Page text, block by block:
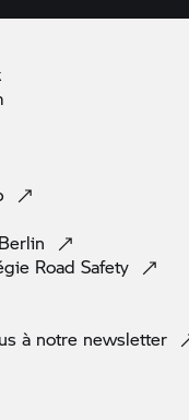
Berlin
RoadSafety
à notre newsletter